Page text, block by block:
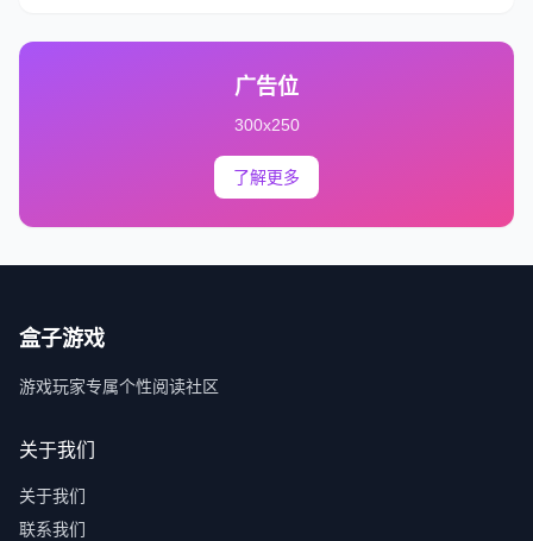
广告位
300x250
了解更多
盒子游戏
游戏玩家专属个性阅读社区
关于我们
关于我们
联系我们